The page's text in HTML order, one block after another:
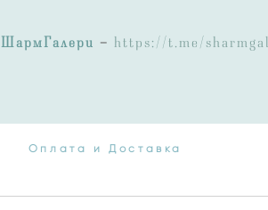
ШармГалери - https://t.me/
Оплата и Доставка